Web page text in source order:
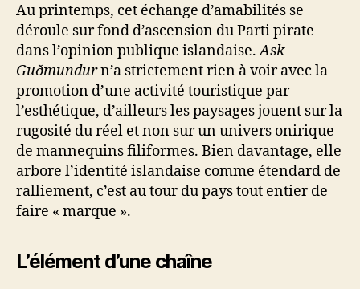
Au printemps, cet échange d’amabilités se
déroule sur fond d’ascension du Parti pirate
dans l’opinion publique islandaise.Ask
Guðmundurn’a strictement rien à voir avec la
promotion d’une activité touristique par
l’esthétique, d’ailleurs les paysages jouent sur la
rugosité du réel et non sur un univers onirique
de mannequins filiformes. Bien davantage, elle
arbore l’identité islandaise comme étendard de
ralliement, c’est au tour du pays tout entier de
faire « marque ».
L’élément d’une chaîne